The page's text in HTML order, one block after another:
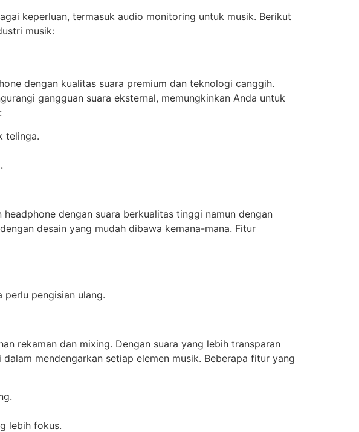
keperluan, termasuk audio monitoring untuk musik. Berikut
musik:
dengan kualitas suara premium dan teknologi canggih.
gangguan suara eksternal, memungkinkan Anda untuk
telinga.
dengan suara berkualitas tinggi namun dengan
desain yang mudah dibawa kemana-mana. Fitur
pengisian ulang.
rekaman dan mixing. Dengan suara yang lebih transparan
mendengarkan setiap elemen musik. Beberapa fitur yang
lebih fokus.